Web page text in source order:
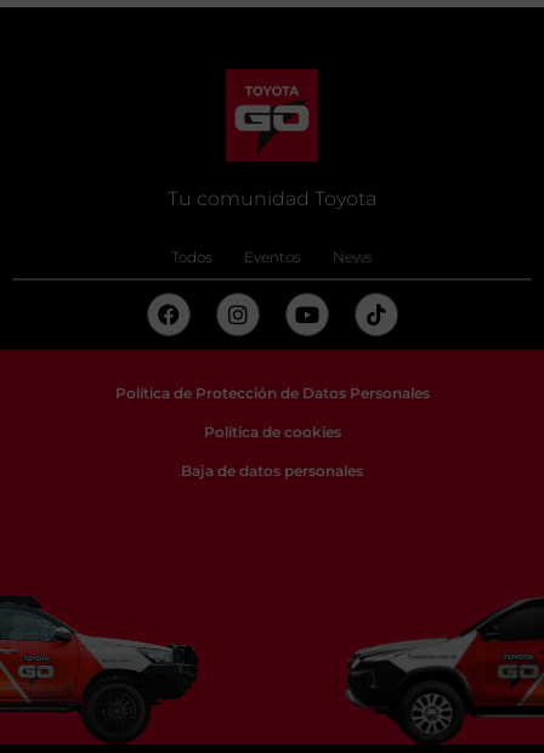
Tu comunidad Toyota
Todos Eventos News
Política de Protección de Datos Personales
Política de cookies
Baja de datos personales